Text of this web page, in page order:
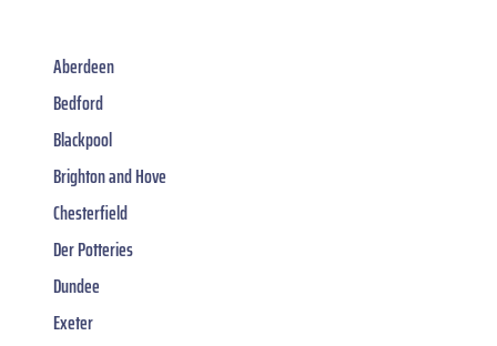
Aberdeen
Bedford
Blackpool
Brighton and Hove
Chesterfield
Der Potteries
Dundee
Exeter